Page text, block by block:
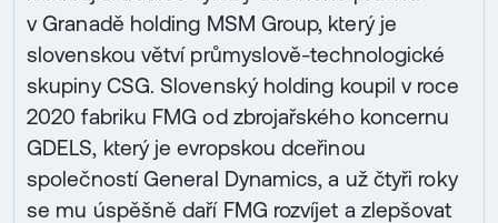
v Granadě holding MSM Group, který je
slovenskou větví průmyslově-technologické
skupiny CSG. Slovenský holding koupil v roce
2020 fabriku FMG od zbrojařského koncernu
GDELS, který je evropskou dceřinou
společností General Dynamics, a už čtyři roky
se mu úspěšně daří FMG rozvíjet a zlepšovat